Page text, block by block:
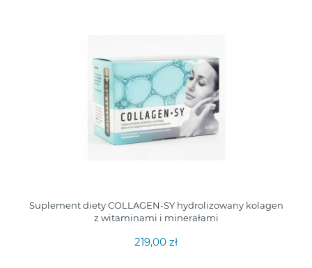
Suplement diety COLLAGEN-SY hydrolizowany kolagen
z witaminami i minerałami
219,00 zł